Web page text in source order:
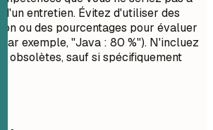
d'un entretien. Évitez d'utiliser des
ou des pourcentages pour évaluer
exemple, "Java : 80 %"). N'incluez
obsolètes, sauf si spécifiquement